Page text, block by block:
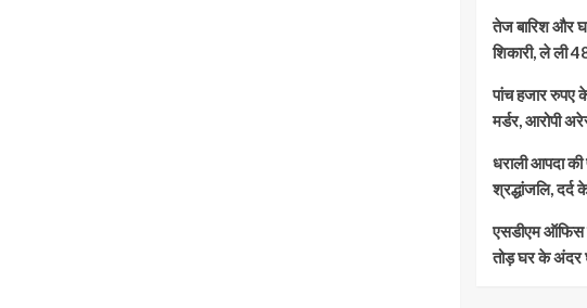
तेज बारिश और
शिकारी, ले ली
पांच हजार रुपए के
मर्डर, आरोपी
धराली आपदा की
श्रद्धांजलि,
एसडीएम ऑफिस
तोड़ घर के अंदर